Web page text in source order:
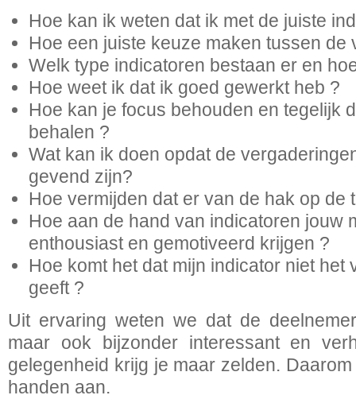
Hoe kan ik weten dat ik met de juiste
Hoe een juiste keuze maken tussen de
Welk type indicatoren bestaan er en
Hoe weet ik dat ik goed gewerkt heb ?
Hoe kan je focus behouden en tegelijk
behalen ?
Wat kan ik doen opdat de
gevend zijn?
Hoe vermijden dat er van de hak op de
Hoe aan de hand van indicatoren jouw
enthousiast en gemotiveerd krijgen ?
Hoe komt het dat mijn indicator niet het
geeft ?
Uit ervaring weten we dat de
maar ook bijzonder interessant en
gelegenheid krijg je maar zelden.
handen aan.